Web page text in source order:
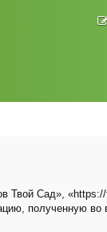
Твой Сад»,
полученную